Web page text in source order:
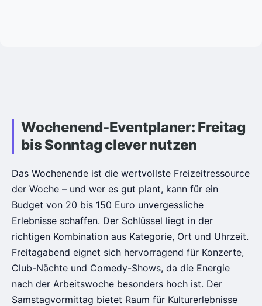
Wochenend-Eventplaner: Freitag
bis Sonntag clever nutzen
Das Wochenende ist die wertvollste Freizeitressource
der Woche – und wer es gut plant, kann für ein
Budget von 20 bis 150 Euro unvergessliche
Erlebnisse schaffen. Der Schlüssel liegt in der
richtigen Kombination aus Kategorie, Ort und Uhrzeit.
Freitagabend eignet sich hervorragend für Konzerte,
Club-Nächte und Comedy-Shows, da die Energie
nach der Arbeitswoche besonders hoch ist. Der
Samstagvormittag bietet Raum für Kulturerlebnisse